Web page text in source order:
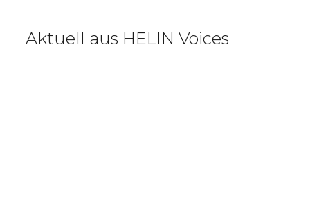
Aktuell aus HELIN Voices